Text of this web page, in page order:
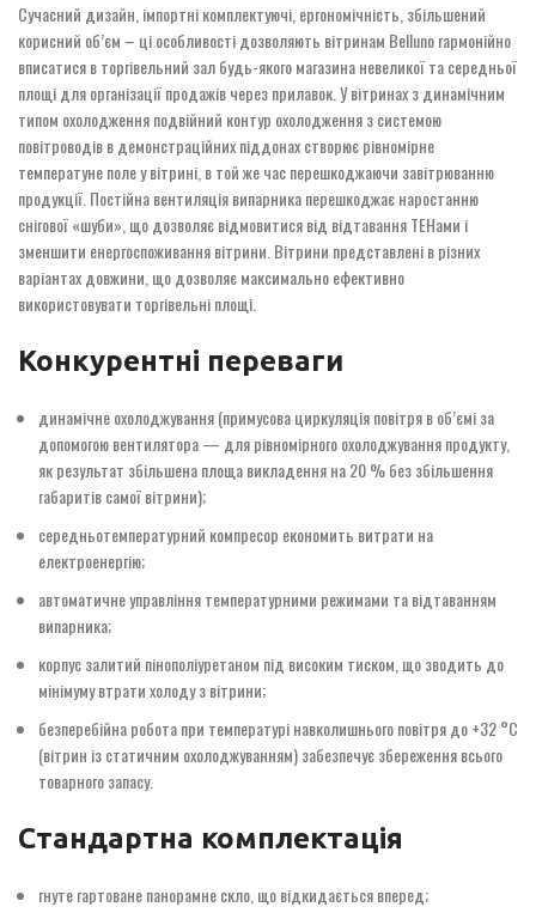
Сучасний дизайн, імпортні комплектуючі, ергономічність, збільшений
корисний об’єм – ці особливості дозволяють вітринам Belluno гармонійно
вписатися в торгівельний зал будь-якого магазина невеликої та середньої
площі для організації продажів через прилавок. У вітринах з динамічним
типом охолодження подвійний контур охолодження з системою
повітроводів в демонстраційних піддонах створює рівномірне
температуне поле у вітрині, в той же час перешкоджаючи завітрюванню
продукції. Постійна вентиляція випарника перешкоджає наростанню
снігової «шуби», що дозволяє відмовитися від відтавання ТЕНами і
зменшити енергоспоживання вітрини. Вітрини представлені в різних
варіантах довжини, що дозволяє максимально ефективно
використовувати торгівельні площі.
Конкурентні переваги
динамічне охолоджування (примусова циркуляція повітря в об’ємі за
допомогою вентилятора — для рівномірного охолоджування продукту,
як результат збільшена площа викладення на 20 % без збільшення
габаритів самої вітрини);
середньотемпературний компресор економить витрати на
електроенергію;
автоматичне управління температурними режимами та відтаванням
випарника;
корпус залитий пінополіуретаном під високим тиском, що зводить до
мінімуму втрати холоду з вітрини;
безперебійна робота при температурі навколишнього повітря до +32 °С
(вітрин із статичним охолоджуванням) забезпечує збереження всього
товарного запасу.
Стандартна комплектація
гнуте гартоване панорамне скло, що відкидається вперед;